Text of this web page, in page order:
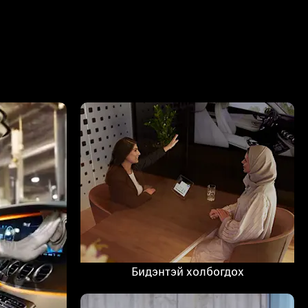
Бидэнтэй холбогдох